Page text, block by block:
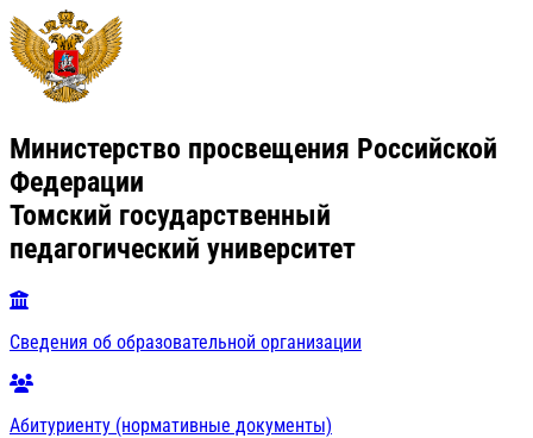
Министерство просвещения Российской
Федерации
Томский государственный
педагогический университет
Сведения об образовательной организации
Абитуриенту (нормативные документы)